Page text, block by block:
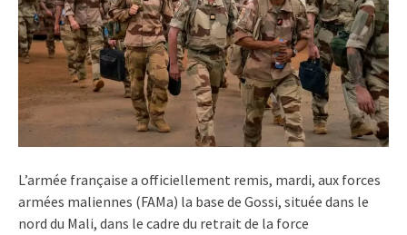
L’armée française a officiellement remis, mardi, aux forces
armées maliennes (FAMa) la base de Gossi, située dans le
nord du Mali, dans le cadre du retrait de la force